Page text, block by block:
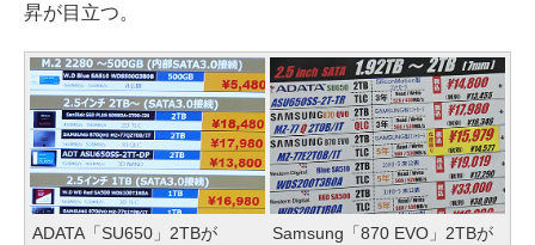
昇が目立つ。
ADATA「SU650」2TBが
Samsung「870 EVO」2TBが